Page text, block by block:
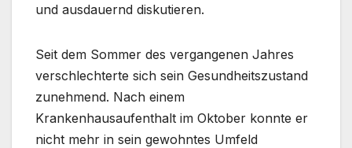
und ausdauernd diskutieren.
Seit dem Sommer des vergangenen Jahres
verschlechterte sich sein Gesundheitszustand
zunehmend. Nach einem
Krankenhausaufenthalt im Oktober konnte er
nicht mehr in sein gewohntes Umfeld